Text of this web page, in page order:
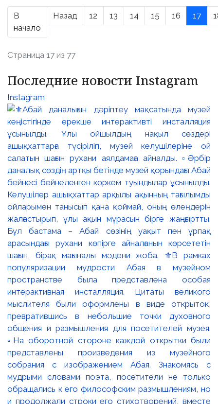
В
начало
Назад 12 13 14 15 16 17
Страница 17 из 77
Последние новости Instagram
Instagram